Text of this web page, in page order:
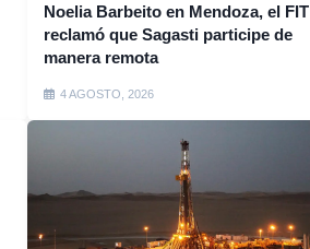
Noelia Barbeito en Mendoza, el FIT
reclamó que Sagasti participe de
manera remota
4 AGOSTO, 2026